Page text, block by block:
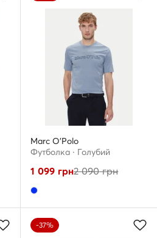
Marc O'Polo
Футболка · Голубий
1 099 грн2 090грн
-37%